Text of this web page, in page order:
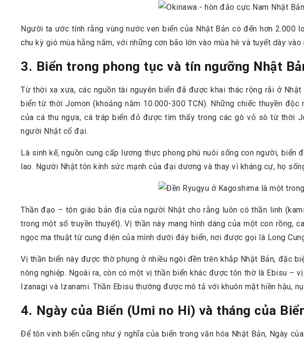
Người ta ước tính rằng vùng nước ven biển của Nhật Bản có đến hơn 2.000
chu kỳ gió mùa hằng năm, với những cơn bão lớn vào mùa hè và tuyết dày
3. Biển trong phong tục và tín ngưỡng Nhật
Từ thời xa xưa, các nguồn tài nguyên biển đã được khai thác rộng rãi ở
biển từ thời Jomon (khoảng năm 10.000-300 TCN). Những chiếc thuyền
của cá thu ngựa, cá tráp biển đỏ được tìm thấy trong các gò vỏ sò từ thời
người Nhật cổ đại.
Là sinh kế, nguồn cung cấp lương thực phong phú nuôi sống con người,
lao. Người Nhật tôn kính sức mạnh của đại dương và thay vì kháng cự, họ
Thần đạo – tôn giáo bản địa của người Nhật cho rằng luôn có thần linh
trong một số truyền thuyết). Vị thần này mang hình dáng của một con rồng,
ngọc ma thuật từ cung điện của mình dưới đáy biển, nơi được gọi là Long
Vị thần biển này được thờ phụng ở nhiều ngôi đền trên khắp Nhật Bản, đặc
nông nghiệp. Ngoài ra, còn có một vị thần biển khác được tôn thờ là Ebisu –
Izanagi và Izanami. Thần Ebisu thường được mô tả với khuôn mặt hiền hậu,
4. Ngày của Biển (Umi no Hi) và tháng của
Để tôn vinh biển cũng như ý nghĩa của biển trong văn hóa Nhật Bản, Ngày